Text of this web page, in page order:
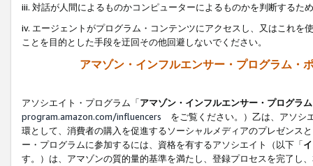
iii. 対話が人間によるものかコンピューターによるものかを判断するた
iv. エージェントがプログラム・コンテンツにアクセスし、又はこれ
ことを目的とした手段を迂回その他回避しないでください。
アマゾン・インフルエンサー・プログラム・
アソシエイト・プログラム「アマゾン・インフルエンサー・プログラム
program.amazon.com/influencers をご覧ください。）乙は、アソシ
環として、消費者の購入を促進するソーシャルメディアのプレゼンス
ー・プログラムに参加するには、資格を有するアソシエイト（以下「
す。）は、アマゾンの質的量的基準を満たし、登録プロセスを完了し、